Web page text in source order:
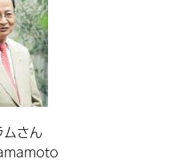
さん